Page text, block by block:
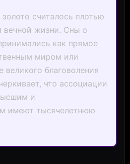
считалось плотью
вечной жизни. Сны о
как прямое
миром или
великого благоволения
что ассоциации
и
имеют тысячелетнюю